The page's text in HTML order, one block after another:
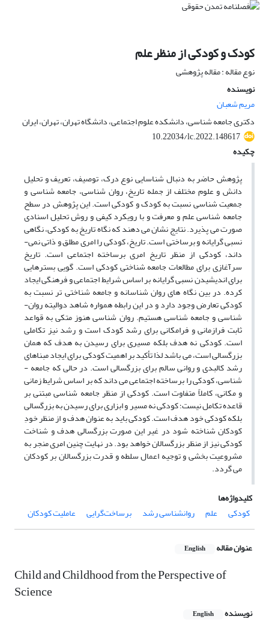
کودک و کودکی از منظر علم
نوع مقاله : مقاله پژوهشی
نویسنده
مریم شعبان
دکتری جامعه شناسی، دانشکده علوم اجتماعی، دانشگاه تهران، تهران، ایران
10.22034/lc.2022.148617
چکیده
پژوهش حاضر به دنبال شناسایی نوع درک، توصیف، تعریف و تحلیل
دانش و علوم مختلف از جمله تاریخ، روان ­شناسی، جامعه ­شناسی و
جمعیت­ شناسی نسبت به کودک و کودکی است. این پژوهش در سطح
جامعه ­شناسی علم و معرفت و با رویکرد کیفی و روش تحلیل اسنادی
صورت می­ پذیرد. نتایج نشان می ­دهند که نگاه تاریخ به کودکی، نگاهی
نسبی ­گرایانه و برساختی است. تاریخ، کودکی را امری مطلق و ذاتی نمی­
داند، کودکی از منظر تاریخ امری برساخته اجتماعی است. تاریخ
سرآغازی برای مطالعات جامعه ­شناختی کودکی است. گویی بسترهایی
برای اندیشیدن نسبی­ گرایانه بر اساس شرایط اجتماعی و فرهنگی ایجاد
کرده. در بین نگاه های روان­ شناسانه و جامعه­ شناختی ­تر نسبت به
کودکی تعارض وجود دارد و در این رابطه همواره شاهد دوالیته روان­
شناسی و جامعه ­شناسی هستیم. روان ­شناسی هنوز متکی به قواعد
ثابت فرازمانی و فرامکانی برای رشد کودک است و رشد نیز تکاملی
است. کودکی نه هدف بلکه مسیری برای رسیدن به هدف که همان
بزرگسالی است، می ­باشد لذا تأکید بر اهمیت کودکی برای ایجاد مبناهای
رشد کالبدی و روانی سالم برای بزرگسالی است. در حالی که جامعه ­
شناسی، کودکی را برساخته اجتماعی می ­داند که بر اساس شرایط زمانی
و مکانی، کاملاً متفاوت است. کودکی از منظر جامعه­ شناسی مبتنی بر
قاعده تکامل نیست؛ کودکی نه مسیر و ابزاری برای رسیدن به بزرگسالی
بلکه کودکی خود هدف است. کودکی باید به عنوان هدف و از منظر خودِ
کودکان شناخته شود در غیر این صورت بزرگسالی هدف و شناخت
کودکی نیز از منظر بزرگسالان خواهد بود. در نهایت چنین امری منجر به
مشروعیت ­بخشی و توجیه اعمال سلطه و قدرت بزرگسالان بر کودکان
می­ گردد.
کلیدواژه‌ها
کودکی
علم روانشناسی رشد برساخت‌گرایی عاملیت کودکان
عنوان مقاله English
Child and Childhood from the Perspective of
Science
نویسنده English